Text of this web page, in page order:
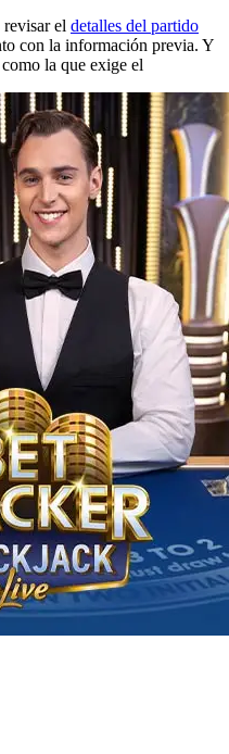
el detalles del partido
con la información previa. Y
la que exige el